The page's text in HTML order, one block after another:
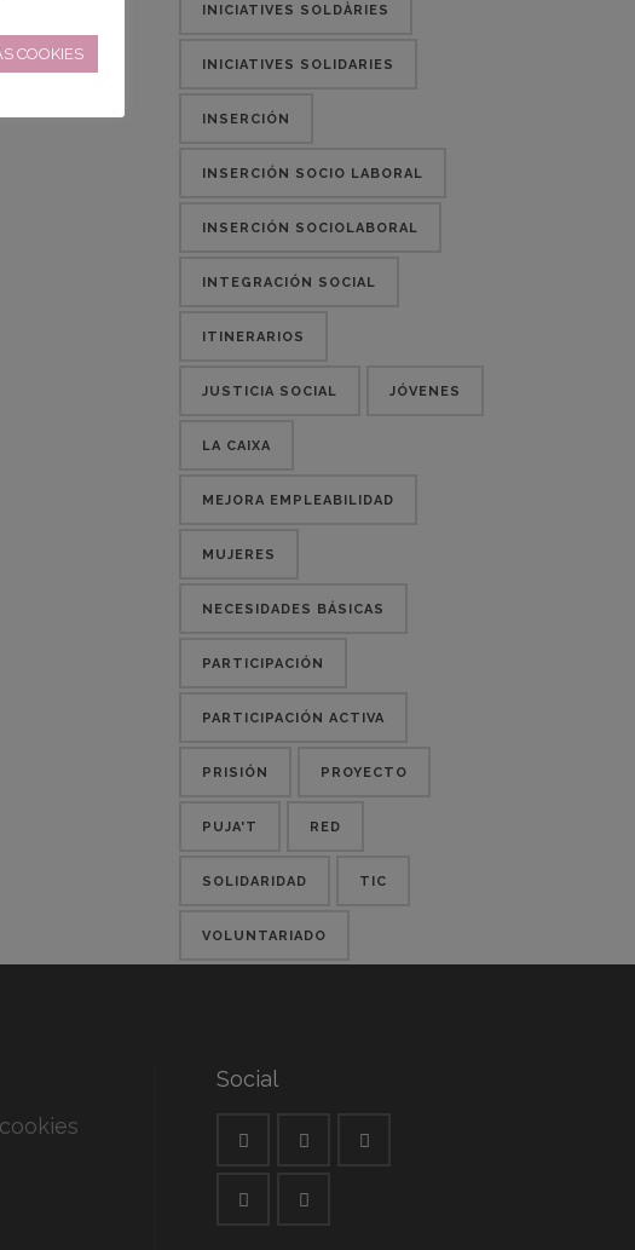
INICIATIVES SOLDÀRIES
INICIATIVES SOLIDARIES
INSERCIÓN
INSERCIÓN SOCIO LABORAL
INSERCIÓN SOCIOLABORAL
INTEGRACIÓN SOCIAL
ITINERARIOS
JUSTICIA SOCIAL JÓVENES
LA CAIXA
MEJORA EMPLEABILIDAD
MUJERES
NECESIDADES BÁSICAS
PARTICIPACIÓN
PARTICIPACIÓN ACTIVA
PRISIÓN PROYECTO
PUJA'T RED
SOLIDARIDAD TIC
VOLUNTARIADO
Social
COOKIES